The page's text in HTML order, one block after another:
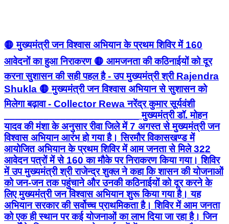
🟡 मुख्यमंत्री जन विश्वास अभियान के प्रथम शिविर में 160
आवेदनों का हुआ निराकरण 🟡 आमजनता की कठिनाईयों को दूर
करना सुशासन की सही पहल है - उप मुख्यमंत्री श्री Rajendra
Shukla 🟡 मुख्यमंत्री जन विश्वास अभियान से सुशासन को
मिलेगा बढ़ावा - Collector Rewa नरेंद्र कुमार सूर्यवंशी
________________________ मुख्यमंत्री डॉ. मोहन
यादव की मंशा के अनुसार रीवा जिले में 7 अगस्त से मुख्यमंत्री जन
विश्वास अभियान आरंभ हो गया है। सिरमौर विकासखण्ड में
आयोजित अभियान के प्रथम शिविर में आम जनता से मिले 322
आवेदन पत्रों में से 160 का मौके पर निराकरण किया गया। शिविर
में उप मुख्यमंत्री श्री राजेन्द्र शुक्ल ने कहा कि शासन की योजनाओं
को जन-जन तक पहुंचाने और उनकी कठिनाईयों को दूर करने के
लिए मुख्यमंत्री जन विश्वास अभियान शुरू किया गया है। यह
अभियान सरकार की सर्वोच्च प्राथमिकता है। शिविर में आम जनता
को एक ही स्थान पर कई योजनाओं का लाभ दिया जा रहा है। जिन